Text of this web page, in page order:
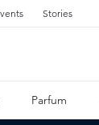
Stories
Parfum